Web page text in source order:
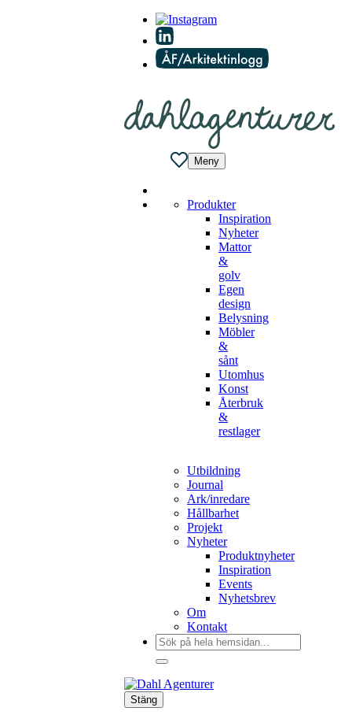
Meny
Produkter
Inspiration
Nyheter
Mattor
&
golv
Egen
design
Belysning
Möbler
&
sånt
Utomhus
Konst
Återbruk
&
restlager
Utbildning
Journal
Ark/inredare
Hållbarhet
Projekt
Nyheter
Produktnyheter
Inspiration
Events
Nyhetsbrev
Om
Kontakt
Sök
efter:
Stäng